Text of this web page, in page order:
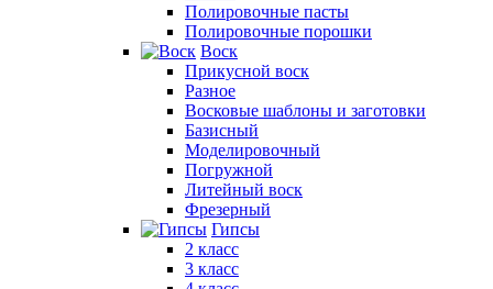
Полировочные пасты
Полировочные порошки
Воск
Прикусной воск
Разное
Восковые шаблоны и заготовки
Базисный
Моделировочный
Погружной
Литейный воск
Фрезерный
Гипсы
2 класс
3 класс